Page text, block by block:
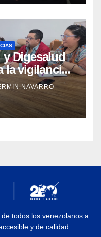
Digesalud
la vigilancia
control de
NAVARRO
todos los venezolanos a
y de calidad.